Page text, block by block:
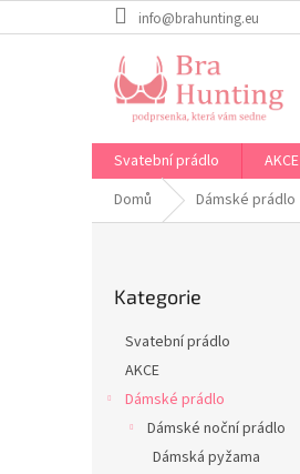
na
info@brahunting.eu
Svatební prádlo AKCE
Domů
Dámské prádlo
kategorie
Kategorie
Svatební prádlo
AKCE
Dámské prádlo
Dámské noční prádlo
Dámská pyžama